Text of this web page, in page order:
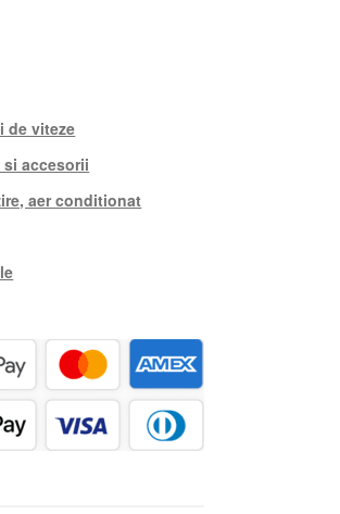
de viteze
si accesorii
aer conditionat